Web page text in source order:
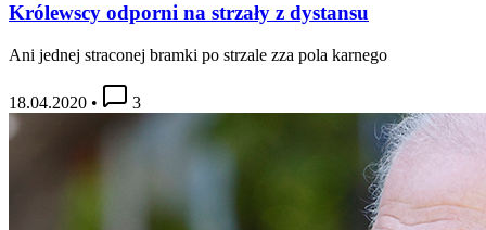
Królewscy odporni na strzały z dystansu
Ani jednej straconej bramki po strzale zza pola karnego
18.04.2020 • 3